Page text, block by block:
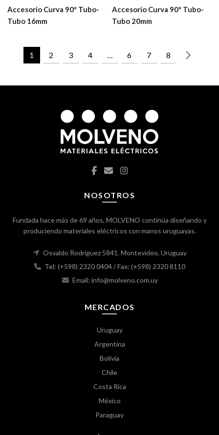
Accesorio Curva 90º Tubo-
Tubo 16mm
Accesorio Curva 90º Tubo-
Tubo 20mm
1 2 3 4 6 7 8
NOSOTROS
Fundada hace más de 69 años, MOLVENO continúa diseñando y
produciendo materiales eléctricos con manos uruguayas.
Osvaldo Rodríguez 5841. Montevideo, Uruguay
Tel: (+598) 2320 0404/ Fax: (+598) 2320 8110
Email: info@molveno.com.uy
MERCADOS
Uruguay
Argentina
Bolivia
Chile
Costa Rica
México
Paraguay